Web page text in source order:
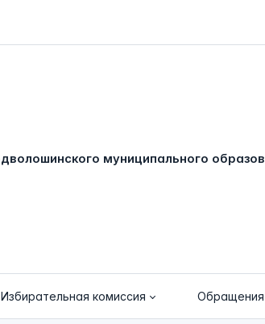
Избирательная комиссия Обращения